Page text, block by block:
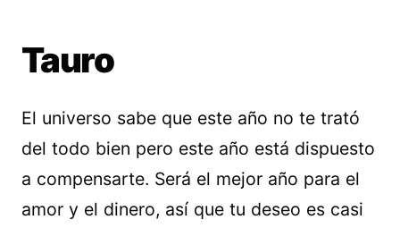
Tauro
El universo sabe que este año no te trató
del todo bien pero este año está dispuesto
a compensarte. Será el mejor año para el
amor y el dinero, así que tu deseo es casi